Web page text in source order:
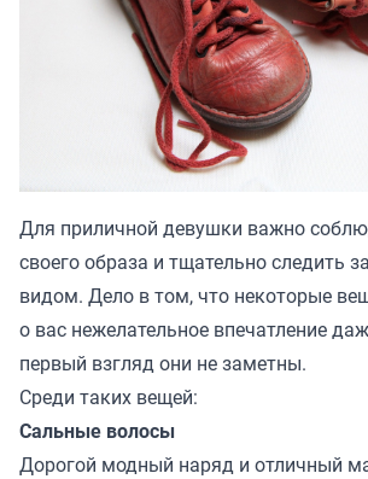
Для приличной девушки важно
своего образа и тщательно следить
видом. Дело в том, что некоторые
о вас нежелательное впечатление
первый взгляд они не заметны.
Среди таких вещей:
Сальные волосы
Дорогой модный наряд и отличный